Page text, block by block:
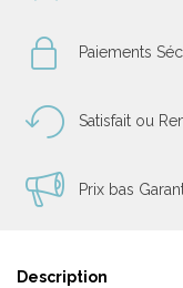
Paiements
Satisfait ou
Prix bas
Description